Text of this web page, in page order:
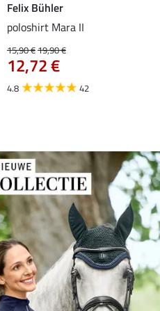
Felix Bühler
poloshirt Mara II
15,90 €19,90 €
12,72 €
4.8 42